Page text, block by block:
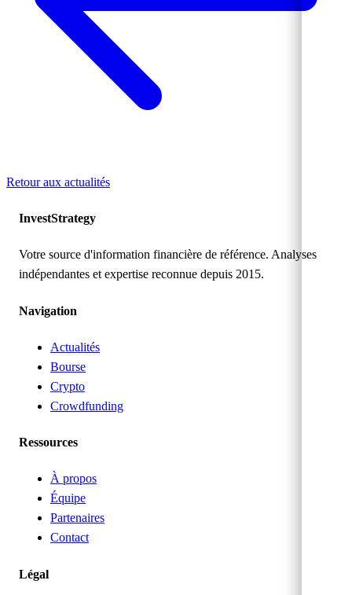
Retour aux actualités
InvestStrategy
Votre source d'information financière de référence. Analyses
indépendantes et expertise reconnue depuis 2015.
Navigation
Actualités
Bourse
Crypto
Crowdfunding
Ressources
À propos
Équipe
Partenaires
Contact
Légal